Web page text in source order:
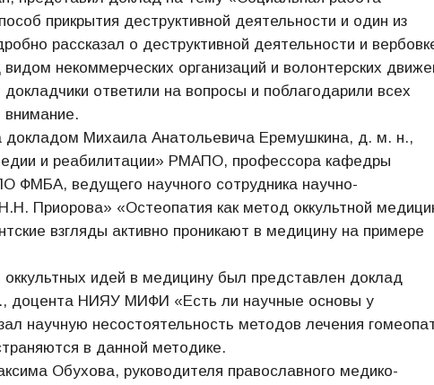
прикрытия деструктивной деятельности и один из
рассказал о деструктивной деятельности и
некоммерческих организаций и волонтерских
ответили на вопросы и поблагодарили всех
внимание.
докладом Михаила Анатольевича Еремушкина, д. м. н.,
и реабилитации» РМАПО, профессора кафедры
ФМБА, ведущего научного сотрудника научно-
Приорова» «Остеопатия как метод оккультной
взгляды активно проникают в медицину на примере
идей в медицину был представлен доклад
доцента НИЯУ МИФИ «Есть ли научные основы у
научную несостоятельность методов лечения
в данной методике.
Обухова, руководителя православного медико-